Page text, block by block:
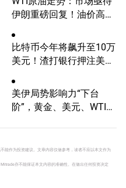
伊朗重磅回复！油价高波
比特币今年将飙升至10万
美元！渣打银行押注美国
美伊局势影响力“下台
阶”，黄金、美元、WTI原
能作为投资建议。文章内容仅做参考，读者不应以本文作为
亦不能保证本文内容的准确性。在做出任何投资决定